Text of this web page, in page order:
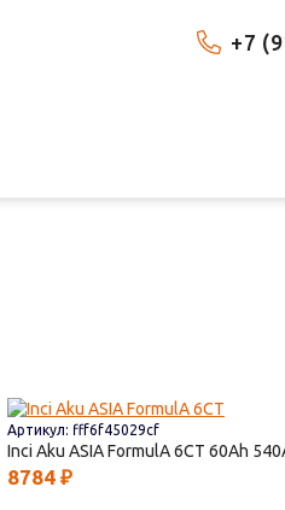
+7
Артикул: fff6f45029cf
Inci Aku ASIA FormulА 6СТ 60 540
8784 ₽